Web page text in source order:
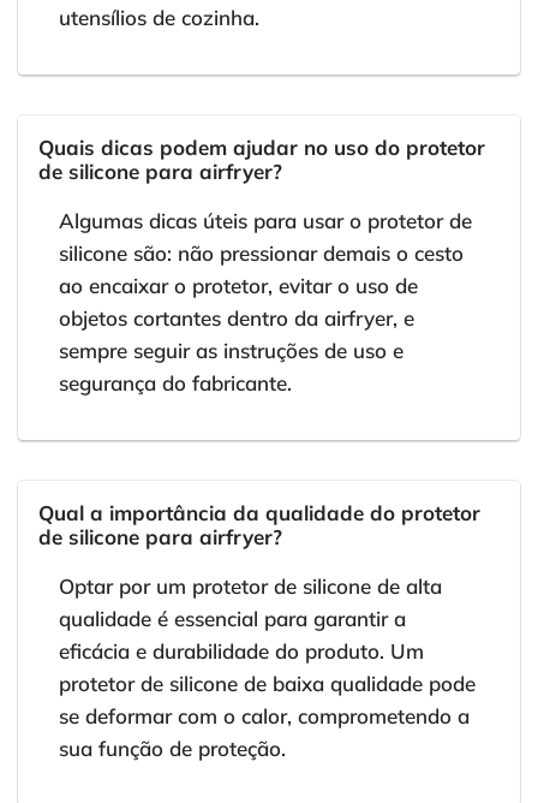
utensílios de cozinha.
Quais dicas podem ajudar no uso do protetor
de silicone para airfryer?
Algumas dicas úteis para usar o protetor de
silicone são: não pressionar demais o cesto
ao encaixar o protetor, evitar o uso de
objetos cortantes dentro da airfryer, e
sempre seguir as instruções de uso e
segurança do fabricante.
Qual a importância da qualidade do protetor
de silicone para airfryer?
Optar por um protetor de silicone de alta
qualidade é essencial para garantir a
eficácia e durabilidade do produto. Um
protetor de silicone de baixa qualidade pode
se deformar com o calor, comprometendo a
sua função de proteção.